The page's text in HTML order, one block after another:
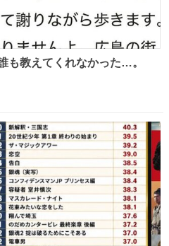
も教えてくれなかった…。